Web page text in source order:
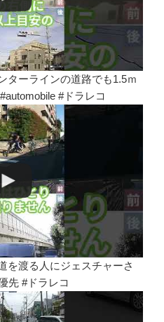
ターラインの道路でも1.5ｍ
#ドラレコ
を渡る人にジェスチャーさ
先 #ドラレコ